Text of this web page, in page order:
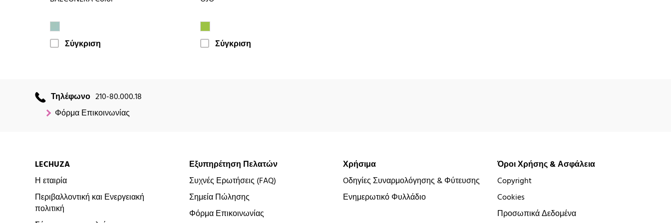
Σύγκριση Σύγκριση
Τηλέφωνο 210-80.000.18
Φόρμα Επικοινωνίας
LECHUZA
Η εταιρία
Περιβαλλοντική και Ενεργειακή
πολιτική
Εξυπηρέτηση Πελατών
Συχνές Ερωτήσεις (FAQ)
Σημεία Πώλησης
Φόρμα Επικοινωνίας
Χρήσιμα
Oδηγίες Συναρμολόγησης & Φύτευσης
Ενημερωτικό Φυλλάδιο
Όροι Χρήσης & Ασφάλεια
Copyright
Cookies
Προσωπικά Δεδομένα